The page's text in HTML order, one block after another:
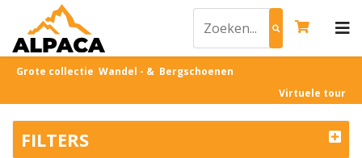
Grote collectie Wandel - & Bergschoenen
Virtuele tour
FILTERS